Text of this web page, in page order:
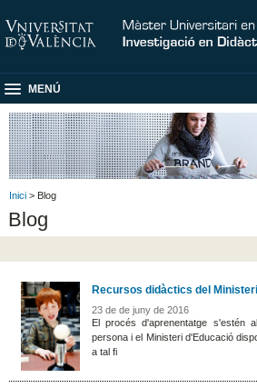
MENÚ
Inici > Blog
Blog
Recursos didàctics del
23 de de juny de 2016
El procés d'aprenentatge s'estén
persona i el Ministeri d'Educació
a tal fi